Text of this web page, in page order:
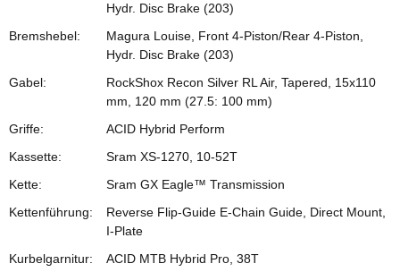
Hydr. Disc Brake (203)
Bremshebel:
Magura Louise, Front 4-Piston/Rear 4-Piston,
Hydr. Disc Brake (203)
Gabel:
RockShox Recon Silver RL Air, Tapered, 15x110
mm, 120 mm (27.5: 100 mm)
Griffe:
ACID Hybrid Perform
Kassette:
Sram XS-1270, 10-52T
Kette:
Sram GX Eagle™ Transmission
Kettenführung:
Reverse Flip-Guide E-Chain Guide, Direct Mount,
I-Plate
Kurbelgarnitur:
ACID MTB Hybrid Pro, 38T